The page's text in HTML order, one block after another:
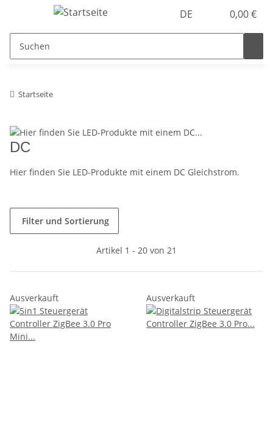
DE 0,00 €
Startseite
DC
Hier finden Sie LED-Produkte mit einem DC Gleichstrom.
Filter und Sortierung
Artikel 1 - 20 von 21
Ausverkauft Ausverkauft